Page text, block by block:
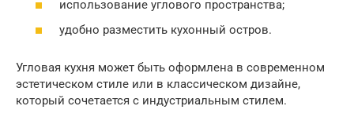
использование углового пространства;
удобно разместить кухонный остров.
Угловая кухня может быть оформлена в современном
эстетическом стиле или в классическом дизайне,
который сочетается с индустриальным стилем.